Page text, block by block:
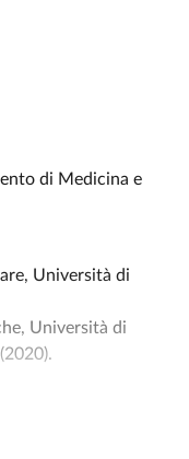
di Medicina e
Università di
Università di
(2020).
di